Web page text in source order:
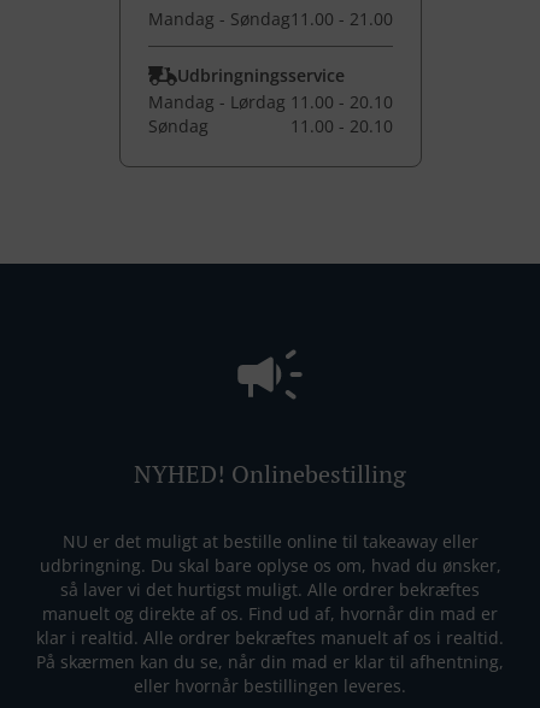
Mandag - Søndag11.00 - 21.00
Udbringningsservice
Mandag - Lørdag 11.00 - 20.10
Søndag
11.00 - 20.10
NYHED! Onlinebestilling
NU er det muligt at bestille online til takeaway eller
udbringning. Du skal bare oplyse os om, hvad du ønsker,
så laver vi det hurtigst muligt. Alle ordrer bekræftes
manuelt og direkte af os. Find ud af, hvornår din mad er
klar i realtid. Alle ordrer bekræftes manuelt af os i realtid.
På skærmen kan du se, når din mad er klar til afhentning,
eller hvornår bestillingen leveres.